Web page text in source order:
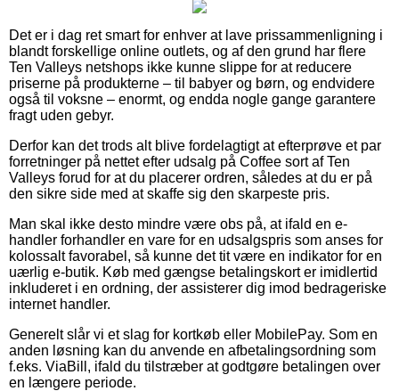
Det er i dag ret smart for enhver at lave prissammenligning i
blandt forskellige online outlets, og af den grund har flere
Ten Valleys netshops ikke kunne slippe for at reducere
priserne på produkterne – til babyer og børn, og endvidere
også til voksne – enormt, og endda nogle gange garantere
fragt uden gebyr.
Derfor kan det trods alt blive fordelagtigt at efterprøve et par
forretninger på nettet efter udsalg på Coffee sort af Ten
Valleys forud for at du placerer ordren, således at du er på
den sikre side med at skaffe sig den skarpeste pris.
Man skal ikke desto mindre være obs på, at ifald en e-
handler forhandler en vare for en udsalgspris som anses for
kolossalt favorabel, så kunne det tit være en indikator for en
uærlig e-butik. Køb med gængse betalingskort er imidlertid
inkluderet i en ordning, der assisterer dig imod bedrageriske
internet handler.
Generelt slår vi et slag for kortkøb eller MobilePay. Som en
anden løsning kan du anvende en afbetalingsordning som
f.eks. ViaBill, ifald du tilstræber at godtgøre betalingen over
en længere periode.